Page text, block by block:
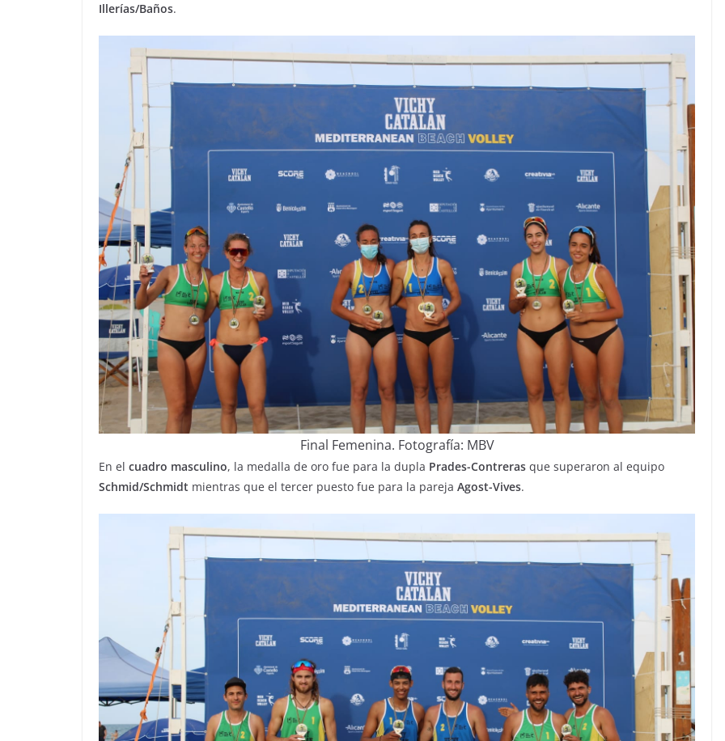
Illerías/Baños.
Final Femenina. Fotografía: MBV
En el cuadro masculino, la medalla de oro fue para la dupla Prades-Contreras que superaron al equipo
Schmid/Schmidt mientras que el tercer puesto fue para la pareja Agost-Vives.